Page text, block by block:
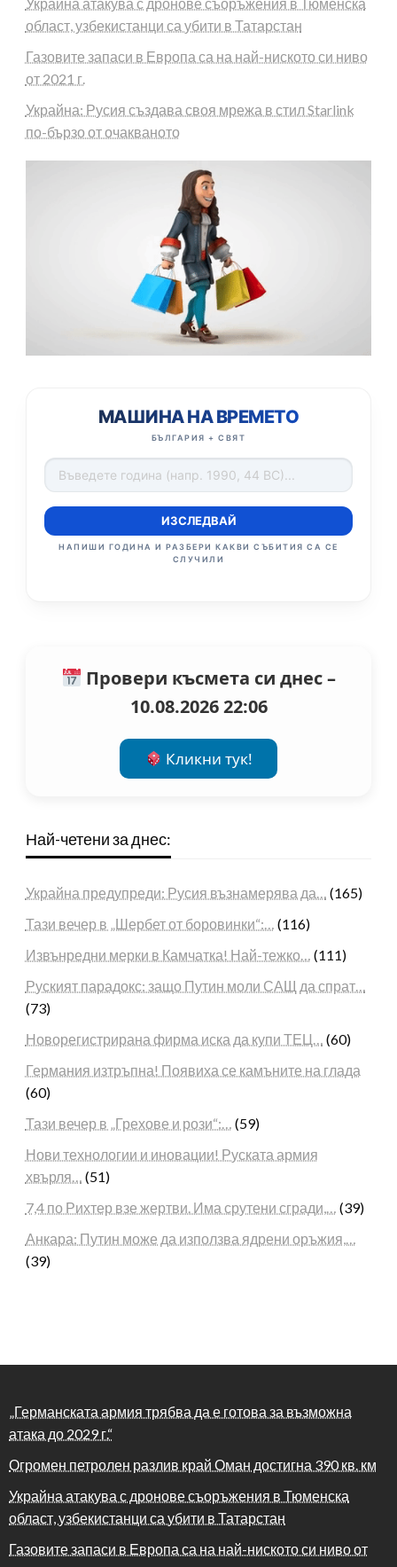
област, узбекистанци са убити в Татарстан
Газовите запаси в Европа са на най-ниското си ниво
от 2021 г.
Украйна: Русия създава своя мрежа в стил Starlink
по-бързо от очакваното
МАШИНА НА ВРЕМЕТО
БЪЛГАРИЯ + СВЯТ
ИЗСЛЕДВАЙ
НАПИШИ ГОДИНА И РАЗБЕРИ КАКВИ СЪБИТИЯ СА СЕ
СЛУЧИЛИ
Провери късмета си днес –
10.08.2026 22:06
Кликни тук!
Най-четени за днес:
Украйна предупреди: Русия възнамерява да… (165)
Тази вечер в „Шербет от боровинки“:… (116)
Извънредни мерки в Камчатка! Най-тежко… (111)
Руският парадокс: защо Путин моли САЩ да спрат…
(73)
Новорегистрирана фирма иска да купи ТЕЦ… (60)
Германия изтръпна! Появиха се камъните на глада
(60)
Тази вечер в „Грехове и рози“:… (59)
Нови технологии и иновации! Руската армия
хвърля… (51)
7,4 по Рихтер взе жертви. Има срутени сгради,… (39)
Анкара: Путин може да използва ядрени оръжия,…
(39)
„Германската армия трябва да е готова за възможна
атака до 2029 г.“
Огромен петролен разлив край Оман достигна 390 кв. км
Украйна атакува с дронове съоръжения в Тюменска
област, узбекистанци са убити в Татарстан
Газовите запаси в Европа са на най-ниското си ниво от